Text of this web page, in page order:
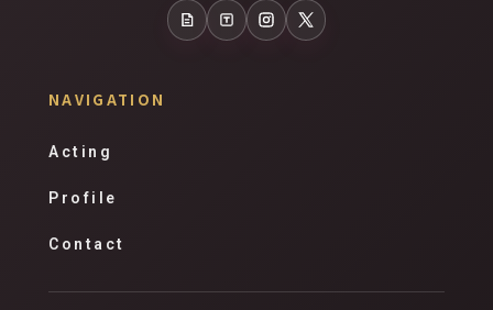
note TalesInstagram
X
NAVIGATION
Acting
Profile
Contact